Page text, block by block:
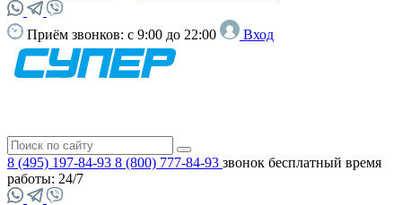
Приём звонков: с 9:00 до 22:00 Вход
8 (495) 197-84-93 8 (800) 777-84-93 звонок бесплатный время
работы: 24/7